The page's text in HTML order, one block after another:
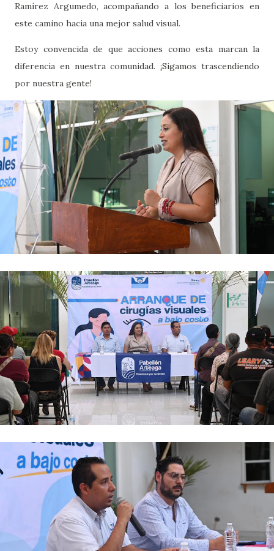
Ramírez Argumedo, acompañando a los beneficiarios en
este camino hacia una mejor salud visual.
Estoy convencida de que acciones como esta marcan la
diferencia en nuestra comunidad. ¡Sigamos trascendiendo
por nuestra gente!